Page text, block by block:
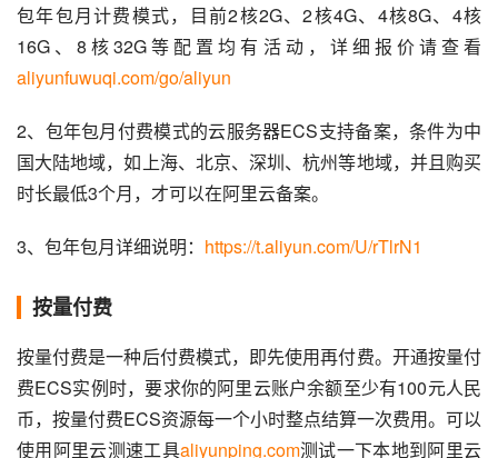
包年包月计费模式，目前2核2G、2核4G、4核8G、4核
aliyunfuwuqi.com/go/aliyun
2、包年包月付费模式的云服务器ECS支持备案，条件为中
国大陆地域，如上海、北京、深圳、杭州等地域，并且购买
时长最低3个月，才可以在阿里云备案。
3、包年包月详细说明： https://t.aliyun.com/U/rTlrN1
按量付费
按量付费是一种后付费模式，即先使用再付费。开通按量付
费ECS实例时，要求你的阿里云账户余额至少有100元人民
币，按量付费ECS资源每一个小时整点结算一次费用。可以
使用阿里云测速工具aliyunping.com测试一下本地到阿里云